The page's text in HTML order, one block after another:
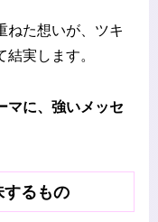
ねた想いが、ツキ
実します。
マに、強いメッセ
するもの